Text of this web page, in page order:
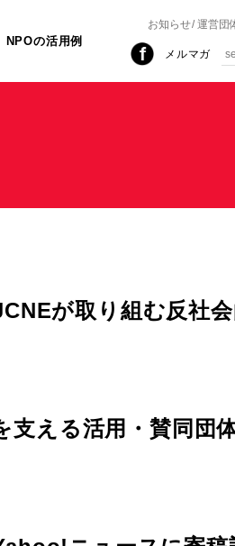
NPOの活用例
お知らせ 運営団
メルマガ
が取り組む反社
支える活用・賛同団